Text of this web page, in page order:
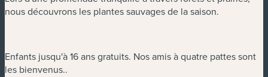
nous découvrons les plantes sauvages de la saison.
Enfants jusqu'à 16 ans gratuits. Nos amis à quatre pattes sont
les bienvenus..